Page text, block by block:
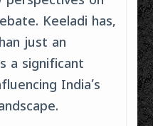
Keeladi has,
just an
a significant
India’s